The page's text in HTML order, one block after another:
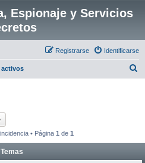
Espionaje y Servicios
Identificarse
Registrarse
activos
• Página 1 de 1
Temas